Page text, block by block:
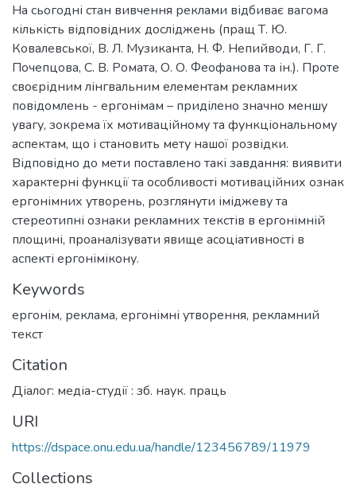
На сьогодні стан вивчення реклами відбиває вагома
кількість відповідних досліджень (пращ Т. Ю.
Ковалевської, В. Л. Музиканта, Н. Ф. Непийводи, Г. Г.
Почепцова, С. В. Ромата, О. О. Феофанова та ін.). Проте
своєрідним лінгвальним елементам рекламних
повідомлень - ергонімам – приділено значно меншу
увагу, зокрема їх мотиваційному та функціональному
аспектам, що і становить мету нашої розвідки.
Відповідно до мети поставлено такі завдання: виявити
характерні функції та особливості мотиваційних ознак
ергонімних утворень, розглянути іміджеву та
стереотипні ознаки рекламних текстів в ергонімній
площині, проаналізувати явище асоціативності в
аспекті ергонімікону.
Keywords
ергонім, реклама, ергонімні утворення, рекламний
текст
Citation
Діалог: медіа-студії : зб. наук. праць
URI
https://dspace.onu.edu.ua/handle/123456789/11979
Collections